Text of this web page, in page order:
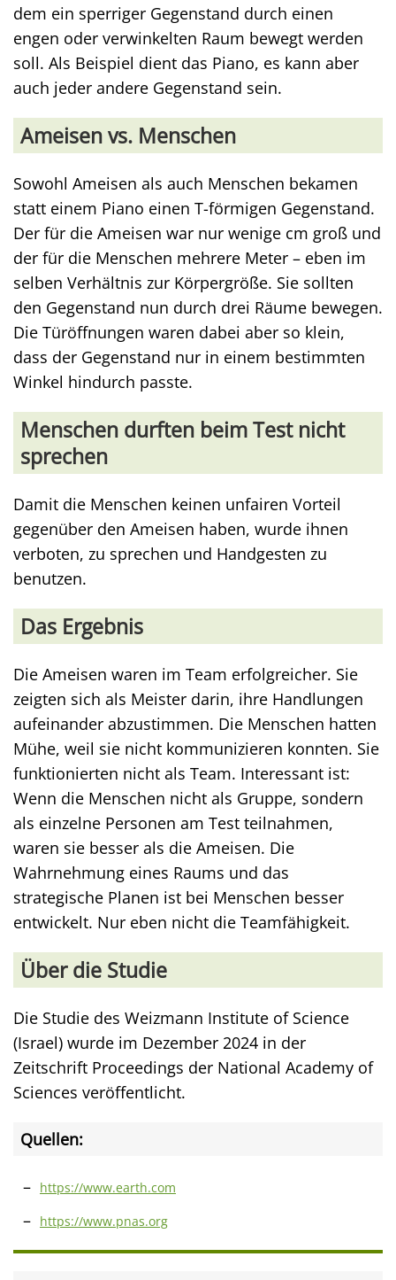
dem ein sperriger Gegenstand durch einen
engen oder verwinkelten Raum bewegt werden
soll. Als Beispiel dient das Piano, es kann aber
auch jeder andere Gegenstand sein.
Ameisen vs. Menschen
Sowohl Ameisen als auch Menschen bekamen
statt einem Piano einen T-förmigen Gegenstand.
Der für die Ameisen war nur wenige cm groß und
der für die Menschen mehrere Meter – eben im
selben Verhältnis zur Körpergröße. Sie sollten
den Gegenstand nun durch drei Räume bewegen.
Die Türöffnungen waren dabei aber so klein,
dass der Gegenstand nur in einem bestimmten
Winkel hindurch passte.
Menschen durften beim Test nicht
sprechen
Damit die Menschen keinen unfairen Vorteil
gegenüber den Ameisen haben, wurde ihnen
verboten, zu sprechen und Handgesten zu
benutzen.
Das Ergebnis
Die Ameisen waren im Team erfolgreicher. Sie
zeigten sich als Meister darin, ihre Handlungen
aufeinander abzustimmen. Die Menschen hatten
Mühe, weil sie nicht kommunizieren konnten. Sie
funktionierten nicht als Team. Interessant ist:
Wenn die Menschen nicht als Gruppe, sondern
als einzelne Personen am Test teilnahmen,
waren sie besser als die Ameisen. Die
Wahrnehmung eines Raums und das
strategische Planen ist bei Menschen besser
entwickelt. Nur eben nicht die Teamfähigkeit.
Über die Studie
Die Studie des Weizmann Institute of Science
(Israel) wurde im Dezember 2024 in der
Zeitschrift Proceedings der National Academy of
Sciences veröffentlicht.
Quellen:
https://www.earth.com
https://www.pnas.org